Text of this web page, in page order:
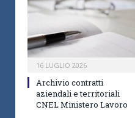
16 LUGLIO 2026
Archivio contratti
aziendali e territoriali
CNEL Ministero Lavoro